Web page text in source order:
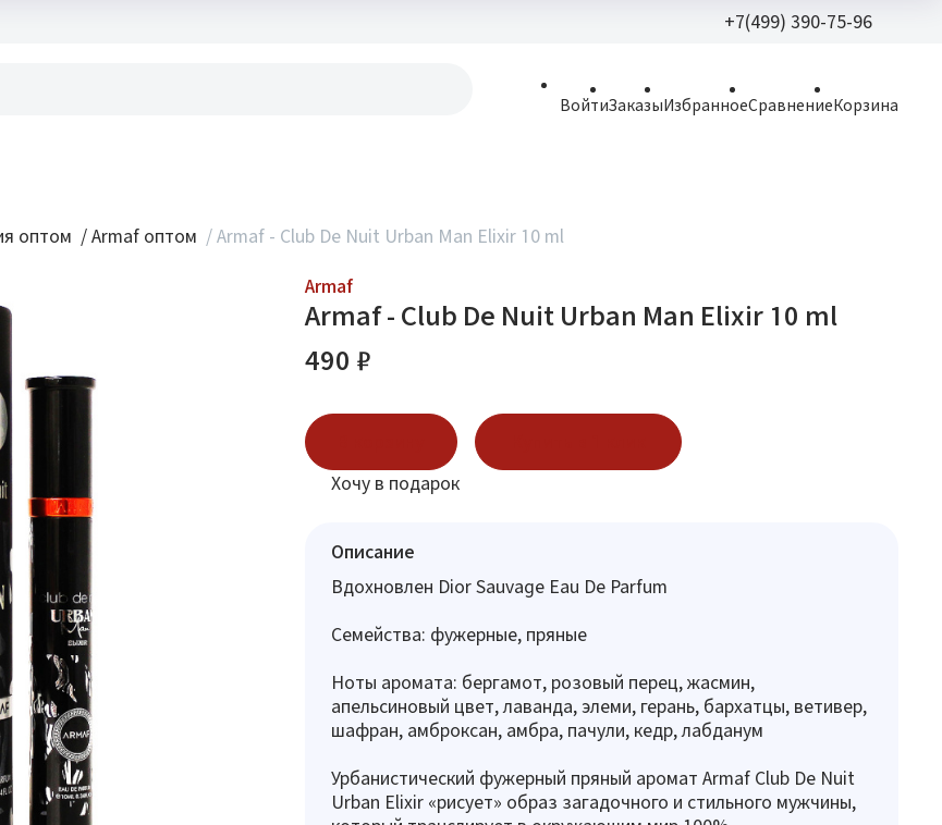
+7(499) 390-75-96
ВойтиЗаказыИзбранноеСравнениеКорзина
оптом / Armaf оптом / Armaf - Club De Nuit Urban Man Elixir 10 ml
Armaf
Armaf - Club De Nuit Urban Man Elixir 10 ml
490 ₽
Хочу в подарок
Описание
Вдохновлен Dior Sauvage Eau De Parfum
Семейства: фужерные, пряные
Ноты аромата: бергамот, розовый перец, жасмин,
апельсиновый цвет, лаванда, элеми, герань, бархатцы, ветивер,
шафран, амброксан, амбра, пачули, кедр, лабданум
Урбанистический фужерный пряный аромат Armaf Club De Nuit
Urban Elixir «рисует» образ загадочного и стильного мужчины,